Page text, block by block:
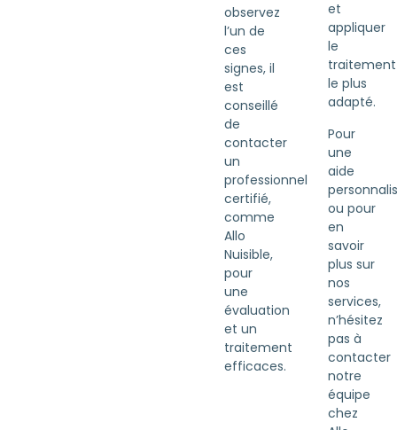
observez
l’un de
ces
signes, il
est
conseillé
de
contacter
un
professionnel
certifié,
comme
Allo
Nuisible,
pour
une
évaluation
et un
traitement
efficaces.
et
appliquer
le
traitement
le plus
adapté.
Pour
une
aide
ou pour
en
savoir
plus sur
nos
services,
n’hésitez
pas à
contacter
notre
équipe
chez